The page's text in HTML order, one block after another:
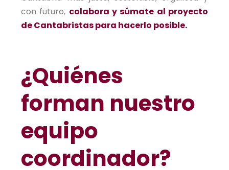
con futuro, colabora y súmate al proyecto
de Cantabristas para hacerlo posible.
¿Quiénes
forman nuestro
equipo
coordinador?